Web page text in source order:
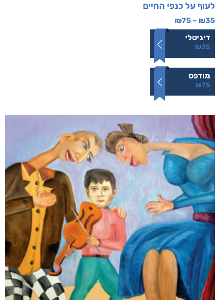
לעוף על כנפי החיים
₪35
–
₪75
דיגיטלי
₪35
מודפס
₪75